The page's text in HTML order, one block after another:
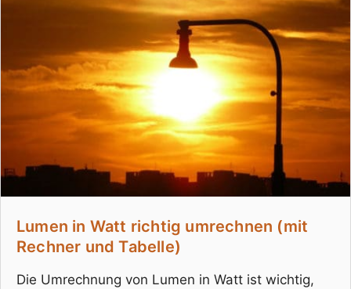
Lumen in Watt richtig umrechnen (mit
Rechner und Tabelle)
Die Umrechnung von Lumen in Watt ist wichtig,